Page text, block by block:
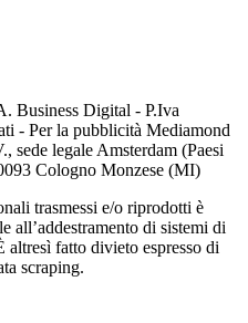
Business Digital - P.Iva
- Per la pubblicità Mediamond
sede legale Amsterdam (Paesi
Cologno Monzese (MI)
trasmessi e/o riprodotti è
all’addestramento di sistemi di
fatto divieto espresso di
scraping.